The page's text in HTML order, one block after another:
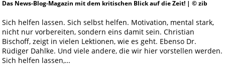
Das News-Blog-Magazin mit dem kritischen Blick auf die Zeit! | © zib
Sich helfen lassen. Sich selbst helfen. Motivation, mental stark,
nicht nur vorbereiten, sondern eins damit sein. Christian
Bischoff, zeigt in vielen Lektionen, wie es geht. Ebenso Dr.
Rüdiger Dahlke. Und viele andere, die wir hier vorstellen werden.
Sich helfen lassen,…